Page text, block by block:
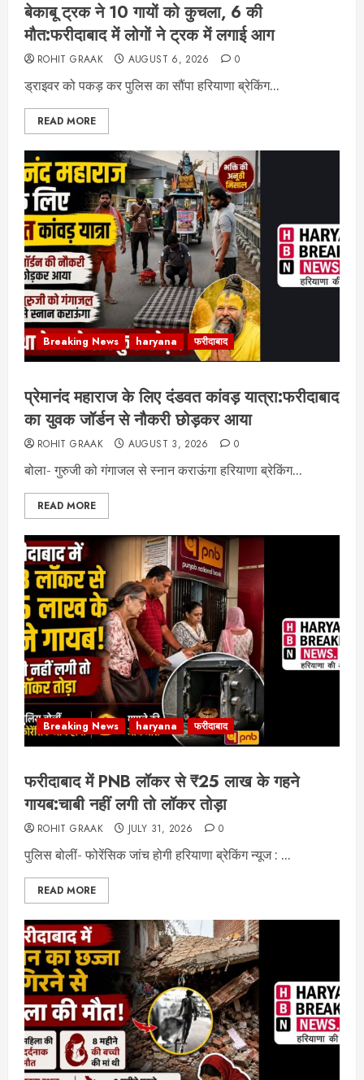
बेकाबू ट्रक ने 10 गायों को कुचला, 6 की
मौत:फरीदाबाद में लोगों ने ट्रक में लगाई आग
ROHIT GRAAK AUGUST 6, 2026 0
ड्राइवर को पकड़ कर पुलिस का सौंपा हरियाणा ब्रेकिंग...
READ MORE
Breaking News haryana फरीदाबाद
प्रेमानंद महाराज के लिए दंडवत कांवड़ यात्रा:फरीदाबाद
का युवक जॉर्डन से नौकरी छोड़कर आया
ROHIT GRAAK AUGUST 3, 2026 0
बोला- गुरुजी को गंगाजल से स्नान कराऊंगा हरियाणा ब्रेकिंग...
READ MORE
Breaking News haryana फरीदाबाद
फरीदाबाद में PNB लॉकर से ₹25 लाख के गहने
गायब:चाबी नहीं लगी तो लॉकर तोड़ा
ROHIT GRAAK JULY 31, 2026 0
पुलिस बोलीं- फोरेंसिक जांच होगी हरियाणा ब्रेकिंग न्यूज : ...
READ MORE